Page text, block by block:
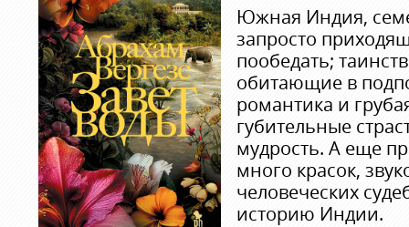
Южная Индия,
запросто
пообедать;
обитающие в
романтика и
губительные
мудрость. А еще
много красок,
человеческих
историю Индии.